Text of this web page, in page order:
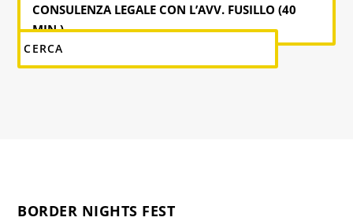
CONSULENZA LEGALE CON L’AVV. FUSILLO (40
MIN.)
BORDER NIGHTS FEST